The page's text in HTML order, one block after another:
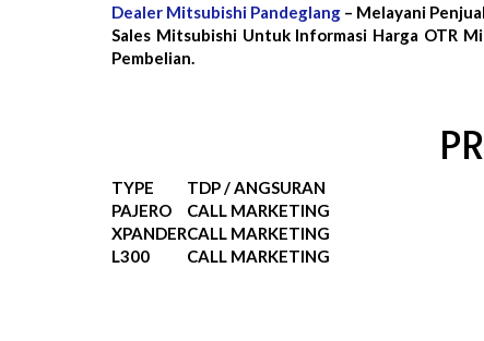
Dealer Mitsubishi Pandeglang – Melayani
Sales Mitsubishi Untuk Informasi Harga OTR
Pembelian.
TYPE
TDP / ANGSURAN
PAJERO
CALL MARKETING
XPANDERCALL MARKETING
L300
CALL MARKETING